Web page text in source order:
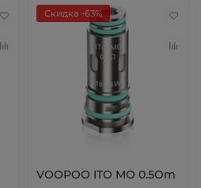
Скидка -63%
VOOPOO ITO MO 0.5Om